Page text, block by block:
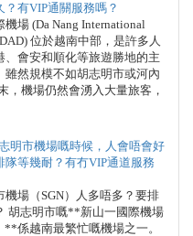
？有VIP通關服務嗎？
機場 (Da Nang International
位於越南中部，是許多人
、會安和順化等旅遊勝地的主
雖然規模不如胡志明市或河內
，機場仍然會湧入大量旅客，
明市機場嘅時候，人會唔會好
隊等幾耐？有冇VIP通道服務
機場（SGN）人多唔多？要排
胡志明市嘅**新山一國際機場
**係越南最繁忙嘅機場之一。